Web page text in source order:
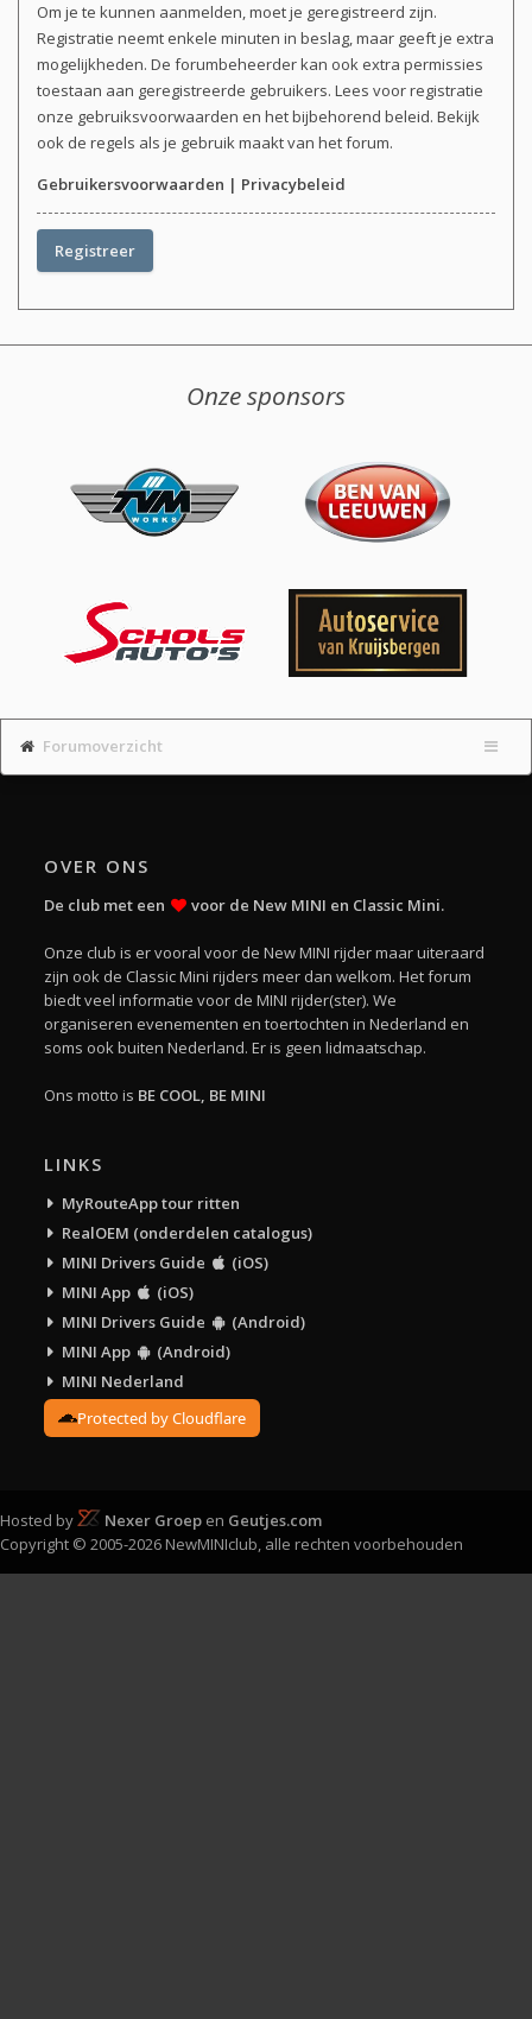
Om je te kunnen aanmelden, moet je geregistreerd zijn.
Registratie neemt enkele minuten in beslag, maar geeft je extra
mogelijkheden. De forumbeheerder kan ook extra permissies
toestaan aan geregistreerde gebruikers. Lees voor registratie
onze gebruiksvoorwaarden en het bijbehorend beleid. Bekijk
ook de regels als je gebruik maakt van het forum.
Gebruikersvoorwaarden | Privacybeleid
Registreer
Onze sponsors
Forumoverzicht
OVER ONS
De club met een voor de New MINI en Classic Mini.
Onze club is er vooral voor de New MINI rijder maar uiteraard
zijn ook de Classic Mini rijders meer dan welkom. Het forum
biedt veel informatie voor de MINI rijder(ster). We
organiseren evenementen en toertochten in Nederland en
soms ook buiten Nederland. Er is geen lidmaatschap.
Ons motto is BE COOL, BE MINI
LINKS
MyRouteApp tour ritten
RealOEM (onderdelen catalogus)
MINI Drivers Guide
(iOS)
MINI App
(iOS)
MINI Drivers Guide
(Android)
MINI App
(Android)
MINI Nederland
Protected by Cloudflare
Hosted by Nexer Groep en Geutjes.com
Copyright © 2005-2026 NewMINIclub, alle rechten voorbehouden